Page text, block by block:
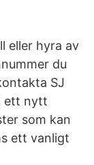
eller hyra av
du
SJ
ett nytt
som kan
ett vanligt